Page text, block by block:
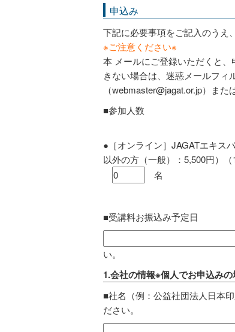
申込み
下記に必要事項をご記入のうえ
※ご注意ください※
本 メールにご登録いただくと
きない場合は、迷惑メールフィ
（webmaster@jagat.or.jp）ま
■参加人数
●［オンライン］JAGATエキス
以外の方（一般）：5,500円）
名
■受講料お振込み予定日
い。
1.会社の情報※個人でお申込み
■社名（例：公益社団法人日本
ださい。